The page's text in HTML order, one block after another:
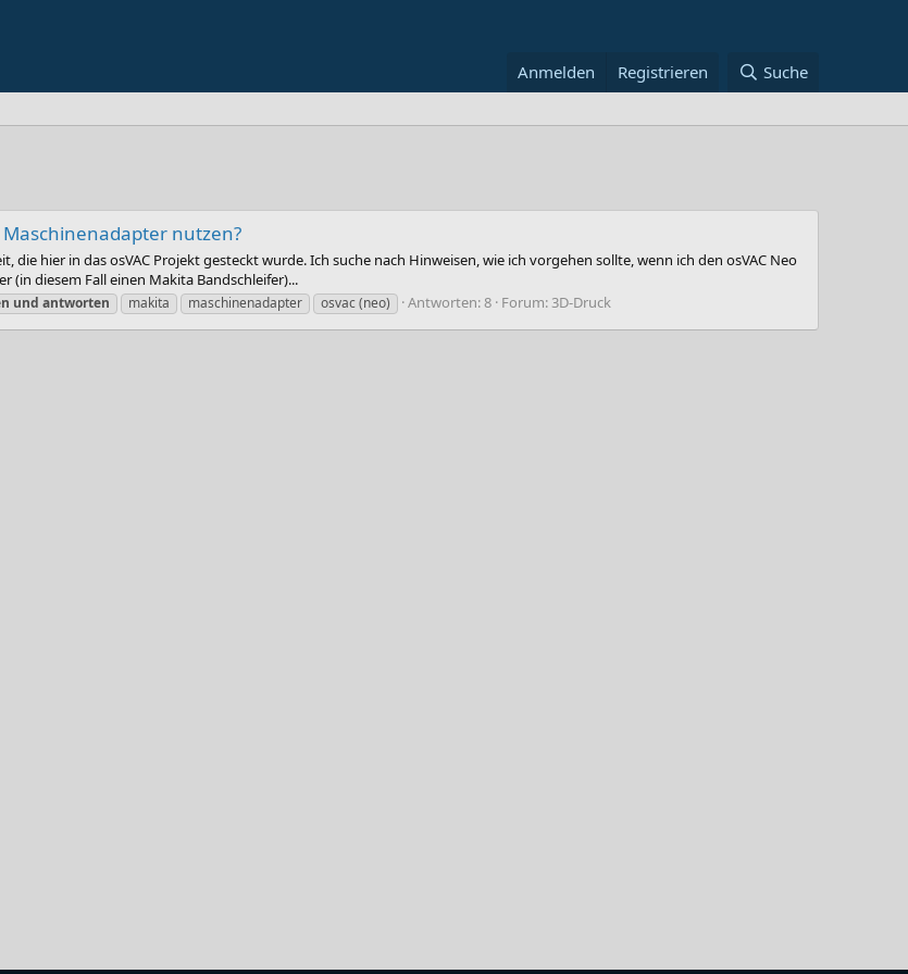
Anmelden Registrieren Suche
nutzen?
hier in das osVAC Projekt gesteckt wurde. Ich suche nach Hinweisen, wie ich vorgehen sollte, wenn ich den osVAC Neo
diesem Fall einen Makita Bandschleifer)...
und antworten makita maschinenadapter osvac (neo) Antworten: 8 Forum: 3D-Druck